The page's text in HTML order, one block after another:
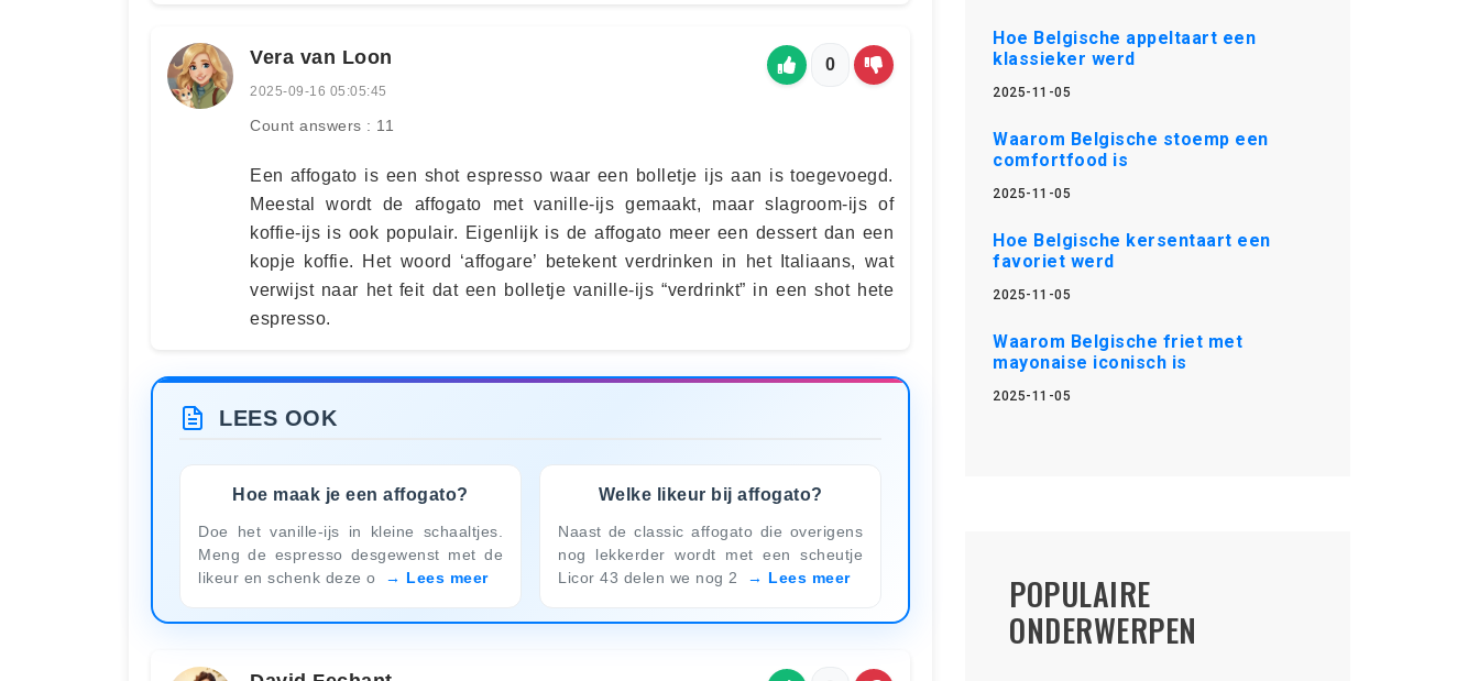
Vera van Loon
2025-09-16 05:05:45
Count answers : 11
0
Een affogato is een shot espresso waar een bolletje ijs aan is toegevoegd.
Meestal wordt de affogato met vanille-ijs gemaakt, maar slagroom-ijs of
koffie-ijs is ook populair. Eigenlijk is de affogato meer een dessert dan een
kopje koffie. Het woord ‘affogare’ betekent verdrinken in het Italiaans, wat
verwijst naar het feit dat een bolletje vanille-ijs “verdrinkt” in een shot hete
espresso.
LEES OOK
Hoe maak je een affogato?
Doe het vanille-ijs in kleine schaaltjes.
Meng de espresso desgewenst met de
likeur en schenk deze o
Lees meer
Welke likeur bij affogato?
Naast de classic affogato die overigens
nog lekkerder wordt met een scheutje
Licor 43 delen we nog 2
Lees meer
Hoe Belgische appeltaart een
klassieker werd
2025-11-05
Waarom Belgische stoemp een
comfortfood is
2025-11-05
Hoe Belgische kersentaart een
favoriet werd
2025-11-05
Waarom Belgische friet met
mayonaise iconisch is
2025-11-05
POPULAIRE
ONDERWERPEN